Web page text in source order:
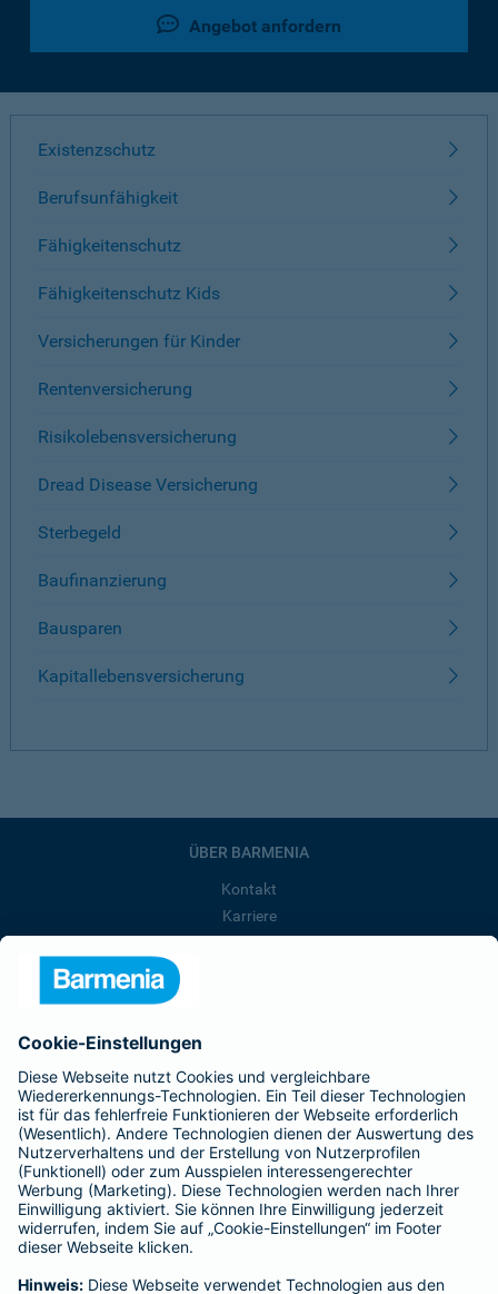
Angebot anfordern
Existenzschutz
Berufsunfähigkeit
Fähigkeitenschutz
Fähigkeitenschutz Kids
Versicherungen für Kinder
Rentenversicherung
Risikolebensversicherung
Dread Disease Versicherung
Sterbegeld
Baufinanzierung
Bausparen
Kapitallebensversicherung
ÜBER BARMENIA
Kontakt
Karriere
Barmenia ist Teil der BarmeniaGothaer
BELIEBTE SEITEN
Kranken-Zusatzversicherung
Tierversicherungen
Haftpflichtversicherung
Hausratversicherung